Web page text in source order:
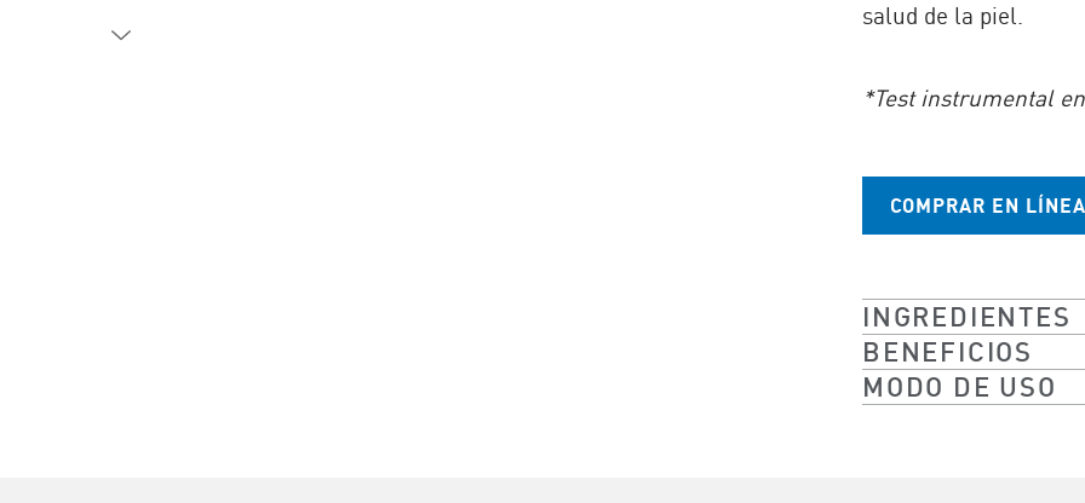
salud de la piel.
*Test instrumental
COMPRAR EN LÍNEA
INGREDIENTES
BENEFICIOS
MODO DE USO​